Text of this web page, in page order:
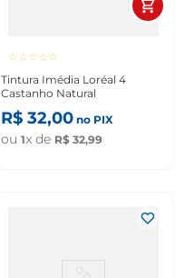
☆☆☆☆☆
Tintura Imédia Loréal 4
Castanho Natural
R$ 32,00 no PIX
ou 1x de R$ 32,99